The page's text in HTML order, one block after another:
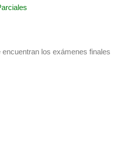
los exámenes finales